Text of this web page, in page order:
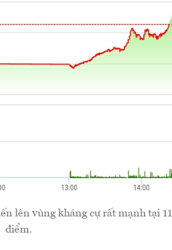
lên vùng kháng cự rất mạnh tại
điểm.